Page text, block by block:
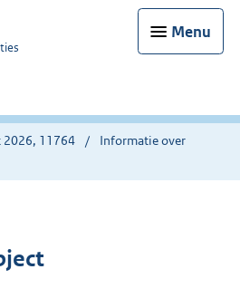
Menu
11764
Informatie over